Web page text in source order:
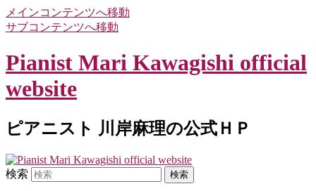
メインコンテンツへ移動
サブコンテンツへ移動
Pianist Mari Kawagishi official
website
ピアニスト 川岸麻理の公式ＨＰ
検索